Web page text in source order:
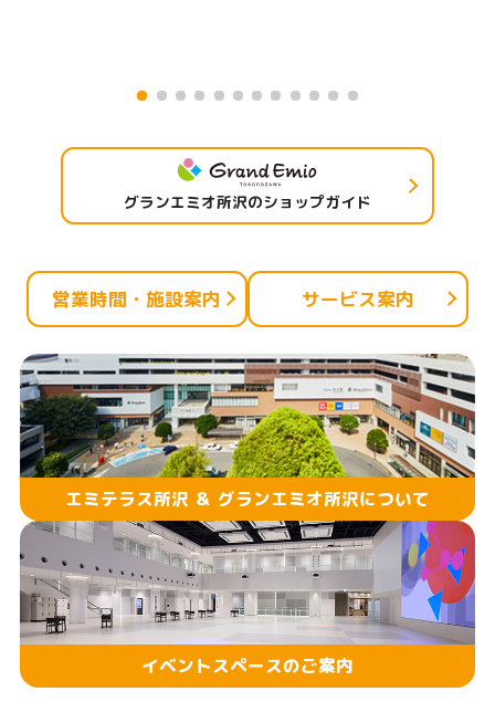
グランエミオ所沢のショップガイド
営業時間・施設案内 サービス案内
エミテラス所沢 ＆ グランエミオ所沢について
イベントスペースのご案内